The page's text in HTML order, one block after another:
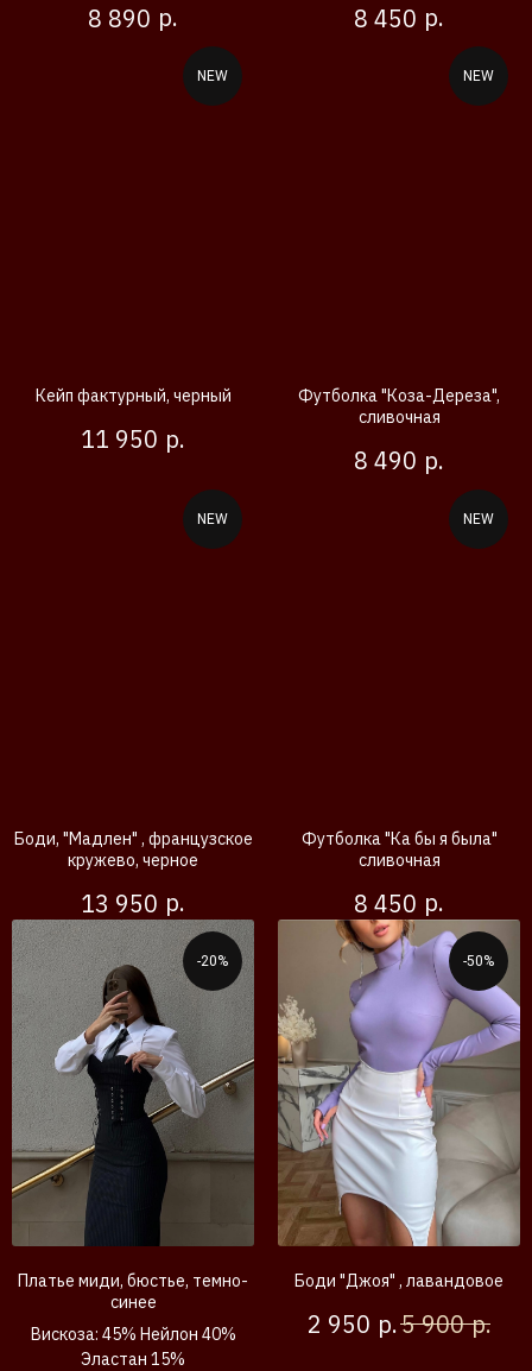
8 890 р. 8 450 р.
NEW
Кейп фактурный, черный
11 950 р.
NEW
Футболка "Коза-Дереза",
сливочная
8 490 р.
NEW
Боди, "Мадлен" , французское
кружево, черное
13 950 р.
NEW
Футболка "Ка бы я была"
сливочная
8 450 р.
-20%
Платье миди, бюстье, темно-
синее
Вискоза: 45% Нейлон 40%
Эластан 15%
-50%
Боди "Джоя" , лавандовое
2 950 р.5 900 р.